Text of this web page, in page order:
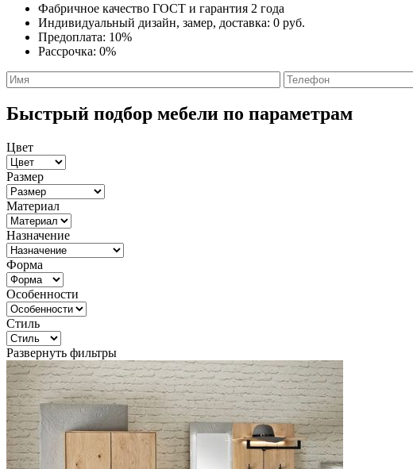
Фабричное качество ГОСТ и гарантия 2 года
Индивидуальный дизайн, замер, доставка: 0 руб.
Предоплата: 10%
Рассрочка: 0%
Быстрый подбор мебели по параметрам
Цвет
Размер
Материал
Назначение
Форма
Особенности
Стиль
Развернуть фильтры